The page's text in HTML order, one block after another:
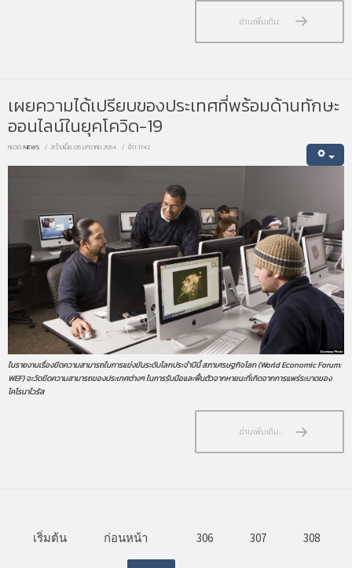
อ่านเพิ่มเติม...
เผยความได้เปรียบของประเทศที่พร้อมด้านทักษะ
ออนไลน์ในยุคโควิด-19
หมวด:NEWS สร้างเมื่อ: 06 มกราคม 2564 ฮิต: 1742
ในรายงานเรื่องขีดความสามารถในการแข่งขันระดับโลกประจำปีนี้ สภาเศรษฐกิจโลก (World Economic Forum:
WEF) จะวัดขีดความสามารถของประเทศต่างๆ ในการรับมือและฟื้นตัวจากหายนะที่เกิดจากการแพร่ระบาดของ
โคโรนาไวรัส
อ่านเพิ่มเติม...
เริ่มต้น ก่อนหน้า 306 307 308